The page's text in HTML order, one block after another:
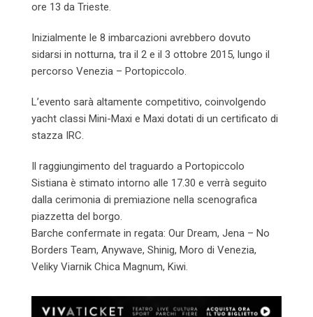
ore 13 da Trieste.
Inizialmente le 8 imbarcazioni avrebbero dovuto
sidarsi in notturna, tra il 2 e il 3 ottobre 2015, lungo il
percorso Venezia – Portopiccolo.
L’evento sarà altamente competitivo, coinvolgendo
yacht classi Mini-Maxi e Maxi dotati di un certificato di
stazza IRC.
Il raggiungimento del traguardo a Portopiccolo
Sistiana è stimato intorno alle 17.30 e verrà seguito
dalla cerimonia di premiazione nella scenografica
piazzetta del borgo.
Barche confermate in regata: Our Dream, Jena – No
Borders Team, Anywave, Shinig, Moro di Venezia,
Veliky Viarnik Chica Magnum, Kiwi.